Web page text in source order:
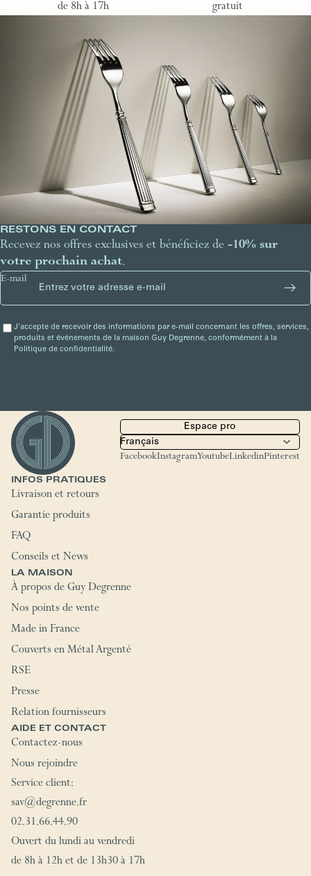
de 8h à 17h
gratuit
RESTONS EN CONTACT
Recevez nos offres exclusives et bénéficiez de -10% sur
votre prochain achat.
E-mail
J'accepte de recevoir des informations par e-mail concernant les offres, services,
produits et événements de la maison Guy Degrenne, conformément à la
Politique de confidentialité.
Espace pro
FacebookInstagramYoutubeLinkedinPinterest
INFOS PRATIQUES
Livraison et retours
Garantie produits
FAQ
Conseils et News
LA MAISON
À propos de Guy Degrenne
Nos points de vente
Made in France
Couverts en Métal Argenté
RSE
Presse
Relation fournisseurs
AIDE ET CONTACT
Contactez-nous
Nous rejoindre
Service client:
sav@degrenne.fr
02.31.66.44.90
Ouvert du lundi au vendredi
de 8h à 12h et de 13h30 à 17h